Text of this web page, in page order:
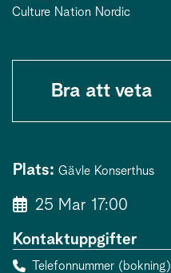
Culture Nation Nordic
Bra att veta
Plats: Gävle Konserthus
25 Mar 17:00
Kontaktuppgifter
Telefonnummer (bokning)